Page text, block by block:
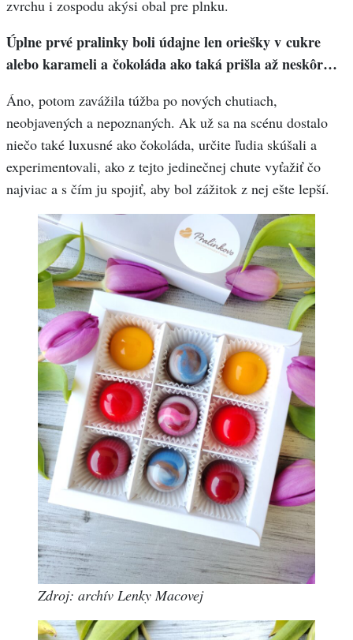
zvrchu i zospodu akýsi obal pre plnku.
Úplne prvé pralinky boli údajne len oriešky v cukre
alebo karameli a čokoláda ako taká prišla až neskôr…
Áno, potom zavážila túžba po nových chutiach,
neobjavených a nepoznaných. Ak už sa na scénu dostalo
niečo také luxusné ako čokoláda, určite ľudia skúšali a
experimentovali, ako z tejto jedinečnej chute vyťažiť čo
najviac a s čím ju spojiť, aby bol zážitok z nej ešte lepší.
Zdroj: archív Lenky Macovej